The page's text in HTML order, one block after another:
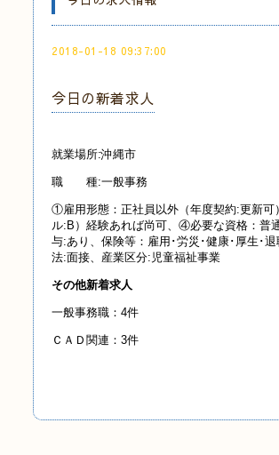
2018-01-18 09:37:00
今日の新着求人
就業場所:沖縄市
職 種:一般事務
①雇用形態：正社員以外（年度契約:更新
ル:B）経験あれば尚可、④必要な資格：普
与:あり、保険等：雇用･労災･健康･厚生
法:面接、産業区分:児童福祉事業
その他新着求人
一般事務職：4件
ＣＡＤ関連：3件